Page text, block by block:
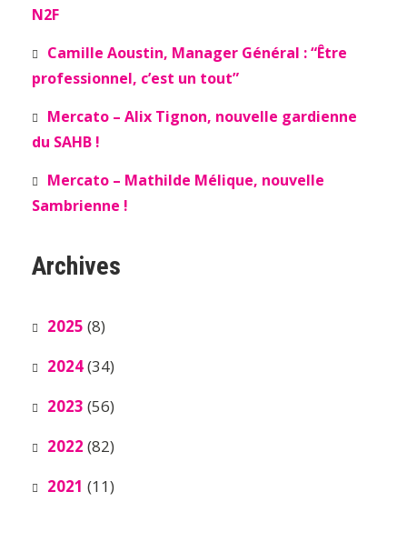
N2F
Camille Aoustin, Manager Général : “Être
professionnel, c’est un tout”
Mercato – Alix Tignon, nouvelle gardienne
du SAHB !
Mercato – Mathilde Mélique, nouvelle
Sambrienne !
Archives
2025 (8)
2024(34)
2023 (56)
2022 (82)
2021 (11)